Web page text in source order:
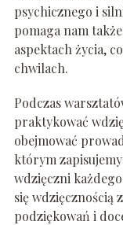
psychicznego i
pomaga nam
aspektach życia,
chwilach.
Podczas
praktykować
obejmować
którym
wdzięczni
się wdzięcznością
podziękowań i